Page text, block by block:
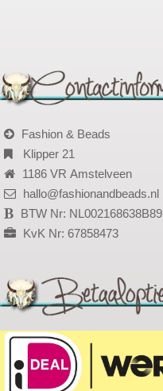
Fashion & Beads
Klipper 21
1186 VR Amstelveen
hallo@fashionandbeads.nl
BTW Nr: NL002168638B89
KvK Nr: 67858473